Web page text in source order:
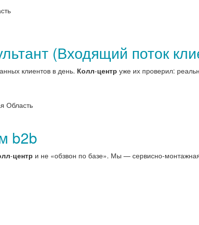
(Входящий поток
клиентов в день. Колл-центр уже их проверил:
Область
b2b
-центр и не «обзвон по базе». Мы — сервисно-